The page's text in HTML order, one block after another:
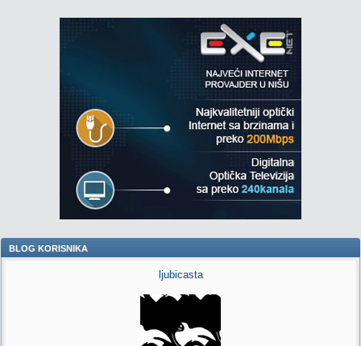
BLOG KORISNIKA
ljubicasta